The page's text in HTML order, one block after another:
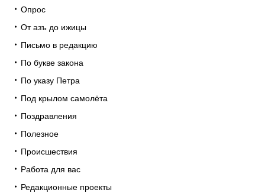
Опрос
От азъ до ижицы
Письмо в редакцию
По букве закона
По указу Петра
Под крылом самолёта
Поздравления
Полезное
Происшествия
Работа для вас
Редакционные проекты